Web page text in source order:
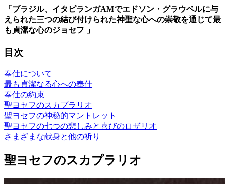
「ブラジル、イタピランガAMでエドソン・グラウベルに与
えられた三つの結び付けられた神聖な心への崇敬を通じて最
も貞潔な心のジョセフ 」
目次
奉仕について
最も貞潔なる心への奉仕
奉仕の約束
聖ヨセフのスカプラリオ
聖ヨセフの神秘的マントレット
聖ヨセフの七つの悲しみと喜びのロザリオ
さまざまな献身と他の祈り
聖ヨセフのスカプラリオ